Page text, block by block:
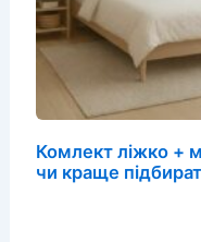
Комлект ліжко +
чи краще